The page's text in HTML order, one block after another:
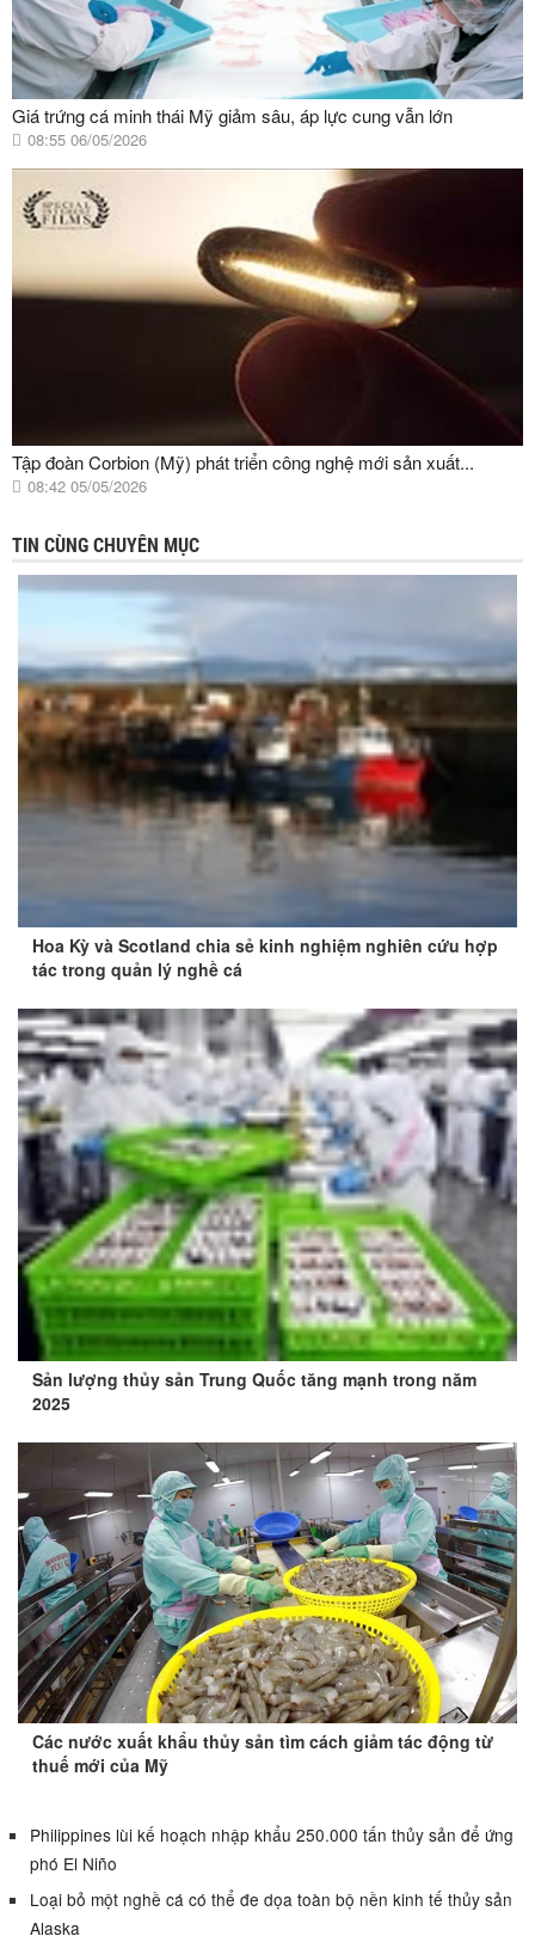
Giá trứng cá minh thái Mỹ giảm sâu, áp lực cung vẫn lớn
08:55 06/05/2026
Tập đoàn Corbion (Mỹ) phát triển công nghệ mới sản xuất...
08:42 05/05/2026
TIN CÙNG CHUYÊN MỤC
Hoa Kỳ và Scotland chia sẻ kinh nghiệm nghiên cứu hợp
tác trong quản lý nghề cá
Sản lượng thủy sản Trung Quốc tăng mạnh trong năm
2025
Các nước xuất khẩu thủy sản tìm cách giảm tác động từ
thuế mới của Mỹ
Philippines lùi kế hoạch nhập khẩu 250.000 tấn thủy sản để ứng
phó El Niño
Loại bỏ một nghề cá có thể đe dọa toàn bộ nền kinh tế thủy sản
Alaska